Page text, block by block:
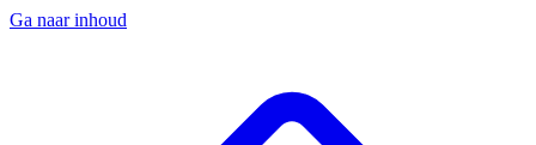
Ga naar inhoud